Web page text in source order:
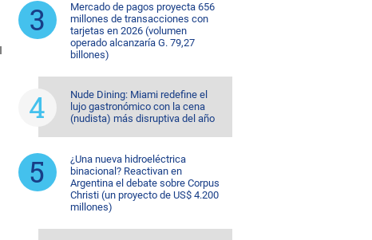
Mercado de pagos proyecta 656
millones de transacciones con
tarjetas en 2026 (volumen
operado alcanzaría G. 79,27
billones)
Nude Dining: Miami redefine el
lujo gastronómico con la cena
(nudista) más disruptiva del año
¿Una nueva hidroeléctrica
binacional? Reactivan en
Argentina el debate sobre Corpus
Christi (un proyecto de US$ 4.200
millones)